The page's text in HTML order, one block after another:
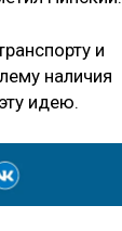
и
наличия
идею.